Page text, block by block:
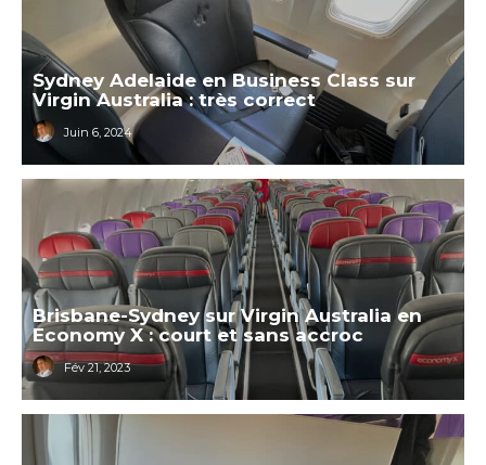
Sydney Adelaide en Business Class sur
Virgin Australia : très correct
Juin 6, 2024
Brisbane-Sydney sur Virgin Australia en
Economy X : court et sans accroc
Fév 21, 2023